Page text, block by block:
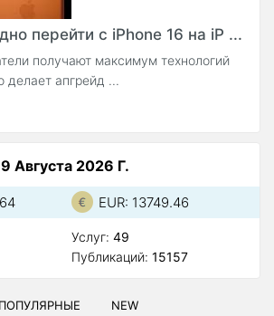
перейти с iPhone 16 на iP ...
получают максимум технологий
делает апгрейд ...
Августа 2026 Г.
EUR: 13749.46
Услуг: 49
Публикаций: 15157
ПОПУЛЯРНЫЕ NEW